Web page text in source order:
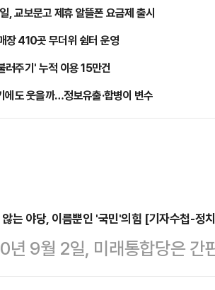
, 교보문고 제휴 알뜰폰 요금제 출시
장 410곳 무더위 쉼터 운영
주기' 누적 이용 15만건
에도 웃을까…정보유출·합병이 변수
는 야당, 이름뿐인 '국민'의힘 [기자수첩-정
9월 2일, 미래통합당은 간
나오는 힘, 국민을 위해 행